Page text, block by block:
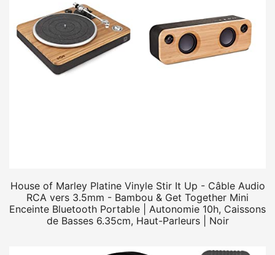
House of Marley Platine Vinyle Stir It Up - Câble Audio
RCA vers 3.5mm - Bambou & Get Together Mini
Enceinte Bluetooth Portable | Autonomie 10h, Caissons
de Basses 6.35cm, Haut-Parleurs | Noir